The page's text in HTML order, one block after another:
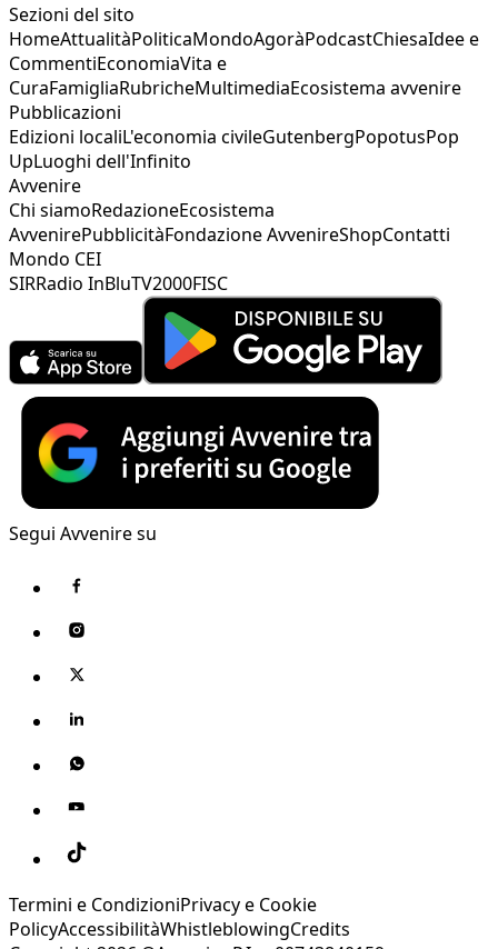
Sezioni del sito
HomeAttualitàPoliticaMondoAgoràPodcastChiesaIdee e
CommentiEconomiaVita e
CuraFamigliaRubricheMultimediaEcosistema avvenire
Pubblicazioni
Edizioni localiL'economia civileGutenbergPopotusPop
UpLuoghi dell'Infinito
Avvenire
Chi siamoRedazioneEcosistema
AvvenirePubblicitàFondazione AvvenireShopContatti
Mondo CEI
SIRRadio InBluTV2000FISC
Segui Avvenire su
Termini e CondizioniPrivacy e Cookie
PolicyAccessibilitàWhistleblowingCredits